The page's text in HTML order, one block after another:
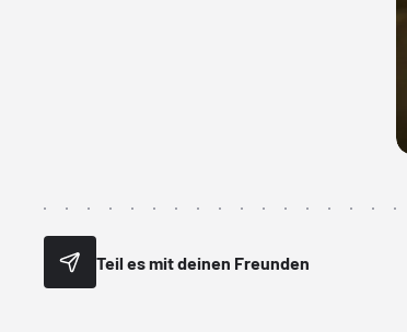
Teil es mit deinen Freunden